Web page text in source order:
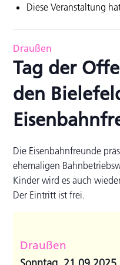
Diese Veranstaltung
Draußen
Tag der
den
Die Eisenbahnfreunde
ehemaligen
Kinder wird es auch
Der Eintritt ist frei.
Draußen